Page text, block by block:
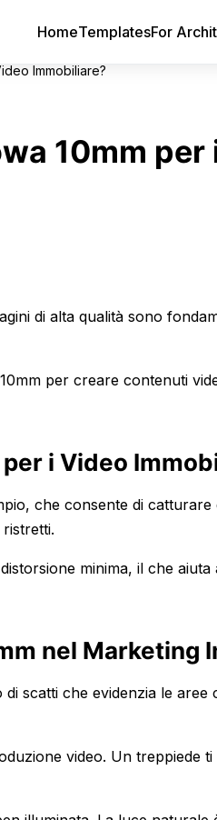
HomeTemplatesFor
Immobiliare?
10mm
di alta qualità sono
per creare contenuti
i Video
che consente di
minima, il che
nel Marketing
scatti che evidenzia le aree
video. Un treppiede